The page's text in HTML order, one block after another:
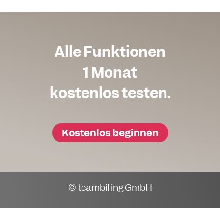
Alle Funktionen
1 Monat
kostenlos testen.
Kostenlos beginnen
© teambilling GmbH